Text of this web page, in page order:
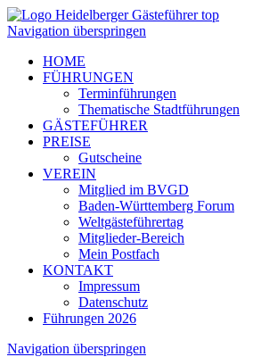
Navigation überspringen
HOME
FÜHRUNGEN
Terminführungen
Thematische Stadtführungen
GÄSTEFÜHRER
PREISE
Gutscheine
VEREIN
Mitglied im BVGD
Baden-Württemberg Forum
Weltgästeführertag
Mitglieder-Bereich
Mein Postfach
KONTAKT
Impressum
Datenschutz
Führungen 2026
Navigation überspringen